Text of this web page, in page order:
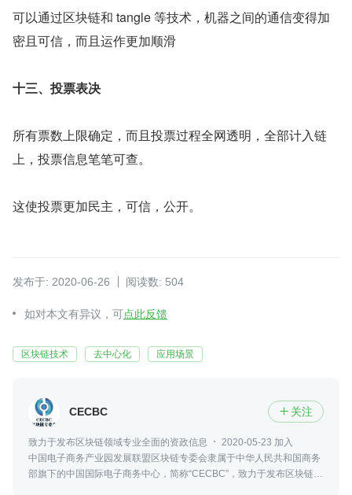
可以通过区块链和 tangle 等技术，机器之间的通信变得加
密且可信，而且运作更加顺滑
十三、投票表决
所有票数上限确定，而且投票过程全网透明，全部计入链
上，投票信息笔笔可查。
这使投票更加民主，可信，公开。
发布于: 2020-06-26 阅读数: 504
如对本文有异议，可点此反馈
区块链技术 去中心化 应用场景
CECBC  关注
致力于发布区块链领域专业全面的资政信息
2020-05-23 加入
中国电子商务产业园发展联盟区块链专委会隶属于中华人民共和国商务
部旗下的中国国际电子商务中心，简称“CECBC”，致力于发布区块链领